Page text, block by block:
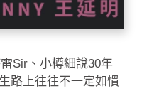
Sir、小樽細說30年
路上往往不一定如慣